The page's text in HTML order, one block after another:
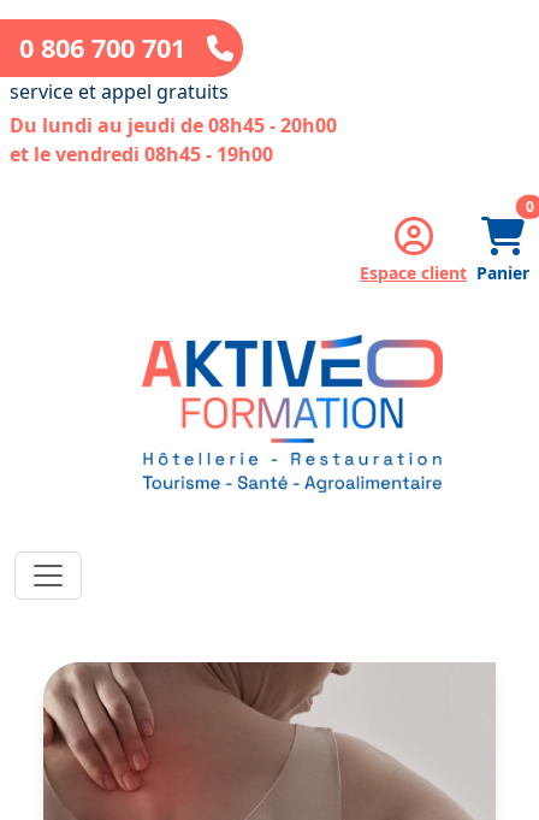
0 806 700 701
service et appel gratuits
Du lundi au jeudi de 08h45 - 20h00
et le vendredi 08h45 - 19h00
Espace client Panier
0